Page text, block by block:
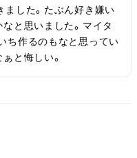
ました。たぶん好き嫌い
と思いました。マイタ
ち作るのもなと思ってい
と悔しい。